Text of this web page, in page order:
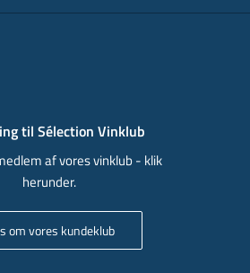
til Sélection Vinklub
af vores vinklub - klik
herunder.
om vores kundeklub